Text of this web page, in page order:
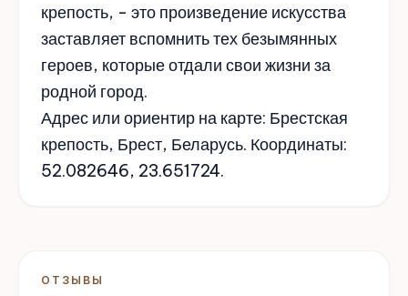
крепость, - это произведение искусства
заставляет вспомнить тех безымянных
героев, которые отдали свои жизни за
родной город.
Адрес или ориентир на карте: Брестская
крепость, Брест, Беларусь. Координаты:
52.082646, 23.651724.
ОТЗЫВЫ